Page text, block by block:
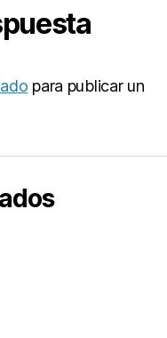
para publicar un